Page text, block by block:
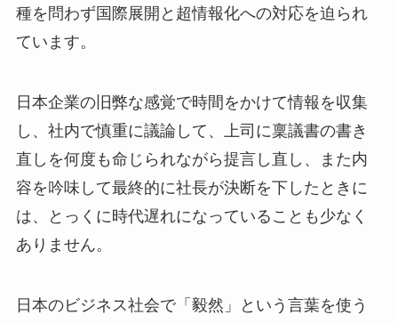
種を問わず国際展開と超情報化への対応を迫られ
ています。
日本企業の旧弊な感覚で時間をかけて情報を収集
し、社内で慎重に議論して、上司に稟議書の書き
直しを何度も命じられながら提言し直し、また内
容を吟味して最終的に社長が決断を下したときに
は、とっくに時代遅れになっていることも少なく
ありません。
日本のビジネス社会で「毅然」という言葉を使う